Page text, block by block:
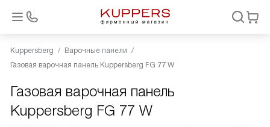
Kuppersberg
Варочные панели
Газовая варочная панель Kuppersberg FG 77 W
Газовая варочная панель
Kuppersberg FG 77 W